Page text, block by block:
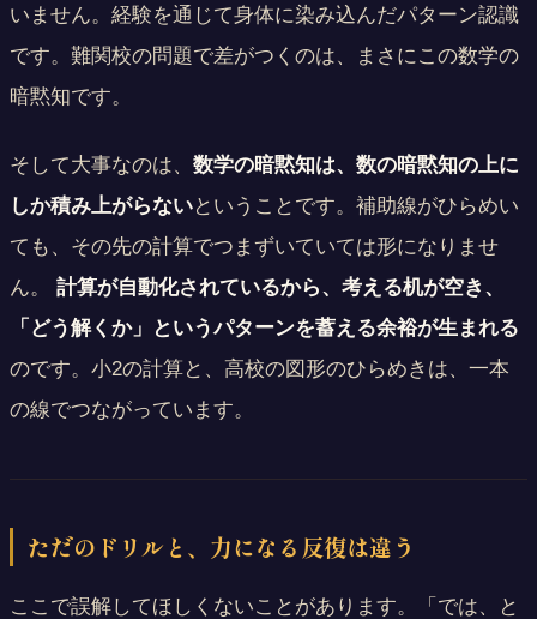
いません。経験を通じて身体に染み込んだパターン認識
です。難関校の問題で差がつくのは、まさにこの数学の
暗黙知です。
そして大事なのは、 数学の暗黙知は、数の暗黙知の上に
しか積み上がらないということです。補助線がひらめい
ても、その先の計算でつまずいていては形になりませ
ん。 計算が自動化されているから、考える机が空き、
「どう解くか」というパターンを蓄える余裕が生まれる
のです。小2の計算と、高校の図形のひらめきは、一本
の線でつながっています。
ただのドリルと、力になる反復は違う
ここで誤解してほしくないことがあります。「では、と